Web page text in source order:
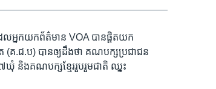
ល​អ្នកយកព័ត៌មាន VOA បាន​ផ្តិត​យក​
(គ.ជ.ប) បាន​ឲ្យ​ដឹង​ថា គណបក្ស​ប្រជាជន​
និង​គណបក្ស​ខ្មែរ​រួបរួម​ជាតិ ឈ្នះ